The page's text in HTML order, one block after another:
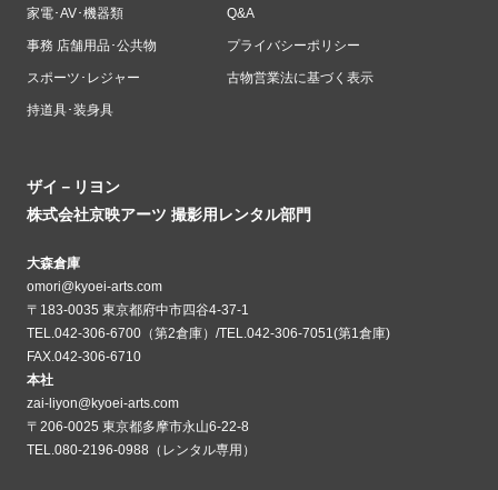
家電･AV･機器類
事務 店舗用品･公共物
スポーツ･レジャー
持道具･装身具
Q&A
プライバシーポリシー
古物営業法に基づく表示
ザイ－リヨン
株式会社京映アーツ 撮影用レンタル部門
大森倉庫
omori@kyoei-arts.com
〒183-0035 東京都府中市四谷4-37-1
TEL.042-306-6700（第2倉庫）/TEL.042-306-7051(第1倉庫)
FAX.042-306-6710
本社
zai-liyon@kyoei-arts.com
〒206-0025 東京都多摩市永山6-22-8
TEL.080-2196-0988（レンタル専用）